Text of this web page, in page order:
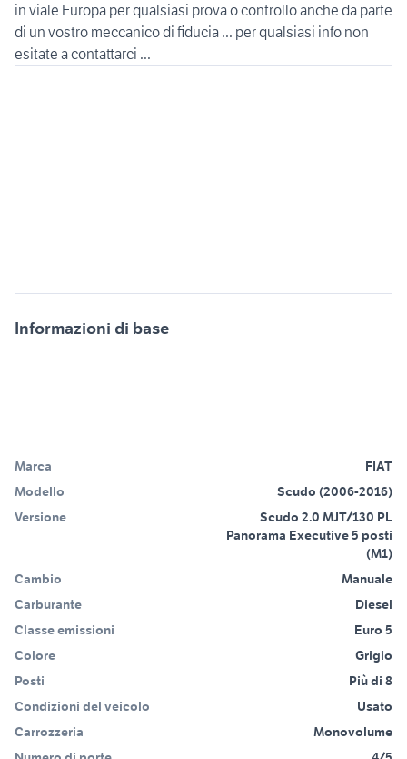
in viale Europa per qualsiasi prova o controllo anche da parte
di un vostro meccanico di fiducia ... per qualsiasi info non
Informazioni di base
Marca
FIAT
Modello
Scudo (2006-2016)
Versione
Scudo 2.0 MJT/130 PL
Panorama Executive 5 posti
(M1)
Cambio
Manuale
Carburante
Diesel
Classe emissioni
Euro 5
Colore
Grigio
Posti
Più di 8
Condizioni del veicolo
Usato
Carrozzeria
Monovolume